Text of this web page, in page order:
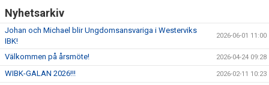
Nyhetsarkiv
Johan och Michael blir Ungdomsansvariga i Westerviks
IBK!
2026-06-01 11:00
Välkommen på årsmöte! 2026-04-24 09:28
WIBK-GALAN 2026!!! 2026-02-11 10:23